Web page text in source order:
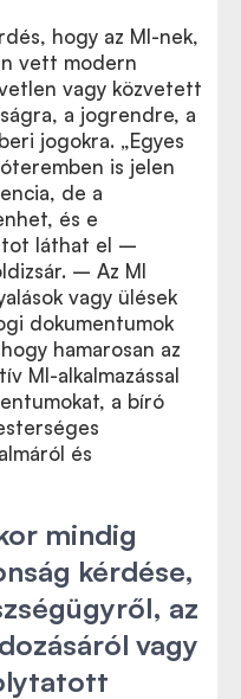
hogy az MI-nek,
vett modern
vagy közvetett
a jogrendre, a
jogokra. „Egyes
is jelen
de a
és e
láthat el –
– Az MI
vagy ülések
dokumentumok
hamarosan az
MI-alkalmazással
a bíró
és
mindig
kérdése,
az
vagy